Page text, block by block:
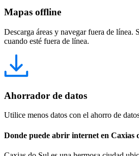
Mapas offline
Descarga áreas y navegar fuera de línea.
cuando esté fuera de línea.
Ahorrador de datos
Utilice menos datos con el ahorro de
Donde puede abrir internet en Caxias